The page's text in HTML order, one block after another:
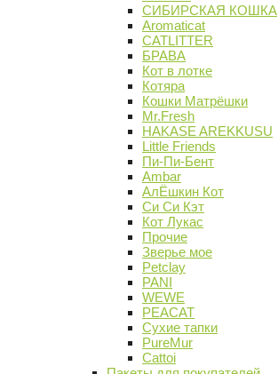
СИБИРСКАЯ КОШКА
Aromaticat
CATLITTER
БРАВА
Кот в лотке
Котяра
Кошки Матрёшки
Mr.Fresh
HAKASE AREKKUSU
Little Friends
Пи-Пи-Бент
Ambar
АлЁшкин Кот
Си Си Кэт
Кот Лукас
Прочие
Зверье мое
Petclay
PANI
WEWE
PEACAT
Сухие тапки
PureMur
Cattoi